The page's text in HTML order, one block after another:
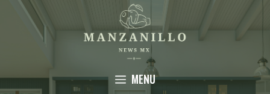
Saltar
contenido
MENU